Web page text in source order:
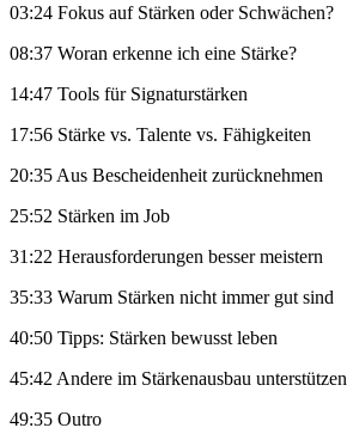
03:24 Fokus auf Stärken oder Schwächen?
08:37 Woran erkenne ich eine Stärke?
14:47 Tools für Signaturstärken
17:56 Stärke vs. Talente vs. Fähigkeiten
20:35 Aus Bescheidenheit zurücknehmen
25:52 Stärken im Job
31:22 Herausforderungen besser meistern
35:33 Warum Stärken nicht immer gut sind
40:50 Tipps: Stärken bewusst leben
45:42 Andere im Stärkenausbau unterstützen
49:35 Outro